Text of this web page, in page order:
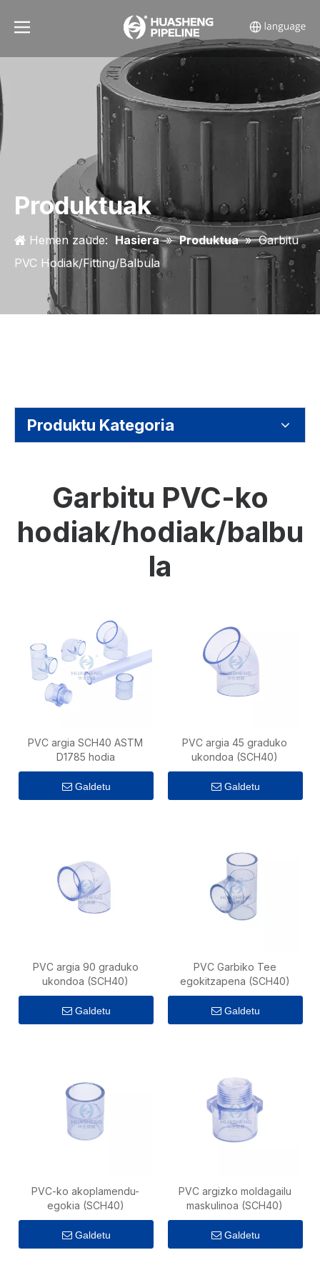
Produktuak
Hemen zaude: Hasiera » Produktua » Garbitu
PVC Hodiak/Fitting/Balbula
Produktu Kategoria
Garbitu PVC-ko
hodiak/hodiak/balbu
la
PVC argia SCH40 ASTM
D1785 hodia
Galdetu
PVC argia 45 graduko
ukondoa (SCH40)
Galdetu
PVC argia 90 graduko
ukondoa (SCH40)
Galdetu
PVC Garbiko Tee
egokitzapena (SCH40)
Galdetu
PVC-ko akoplamendu-
egokia (SCH40)
Galdetu
PVC argizko moldagailu
maskulinoa (SCH40)
Galdetu